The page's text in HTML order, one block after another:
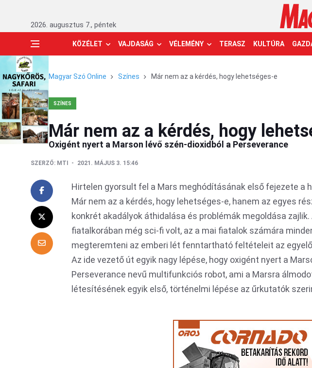
2026. augusztus 7., péntek
KÖZÉLET VAJDASÁG VÉLEMÉNY TERASZ KULTÚRA
Magyar Szó Online Színes Már nem az a kérdés, hogy lehetséges-e
SZÍNES
Már nem az a kérdés, hogy
Oxigént nyert a Marson lévő szén-dioxidból a Perseverance
SZERZŐ: MTI 2021. MÁJUS 3. 15:46
Hirtelen gyorsult fel a Mars meghódításának első fejezete a
Már nem az a kérdés, hogy lehetséges-e, hanem az egyes
konkrét akadályok áthidalása és problémák megoldása
fiatalkorában még sci-fi volt, az a mai fiatalok számára
megteremteni az emberi lét fenntartható feltételeit az
Az ide vezető út egyik nagy lépése, hogy oxigént nyert a
Perseverance nevű multifunkciós robot, ami a Marsra
létesítésének egyik első, történelmi lépése az űrkutatók